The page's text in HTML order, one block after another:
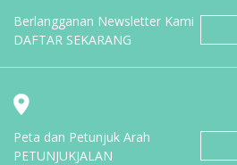
Berlangganan Newsletter Kami
DAFTAR SEKARANG
Peta dan Petunjuk Arah
PETUNJUKJALAN